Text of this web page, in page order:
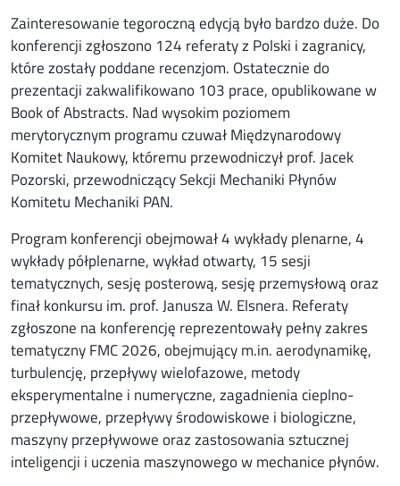
Zainteresowanie tegoroczną edycją było bardzo duże. Do
konferencji zgłoszono 124 referaty z Polski i zagranicy,
które zostały poddane recenzjom. Ostatecznie do
prezentacji zakwalifikowano 103 prace, opublikowane w
Book of Abstracts. Nad wysokim poziomem
merytorycznym programu czuwał Międzynarodowy
Komitet Naukowy, któremu przewodniczył prof. Jacek
Pozorski, przewodniczący Sekcji Mechaniki Płynów
Komitetu Mechaniki PAN.
Program konferencji obejmował 4 wykłady plenarne, 4
wykłady półplenarne, wykład otwarty, 15 sesji
tematycznych, sesję posterową, sesję przemysłową oraz
finał konkursu im. prof. Janusza W. Elsnera. Referaty
zgłoszone na konferencję reprezentowały pełny zakres
tematyczny FMC 2026, obejmujący m.in. aerodynamikę,
turbulencję, przepływy wielofazowe, metody
eksperymentalne i numeryczne, zagadnienia cieplno-
przepływowe, przepływy środowiskowe i biologiczne,
maszyny przepływowe oraz zastosowania sztucznej
inteligencji i uczenia maszynowego w mechanice płynów.